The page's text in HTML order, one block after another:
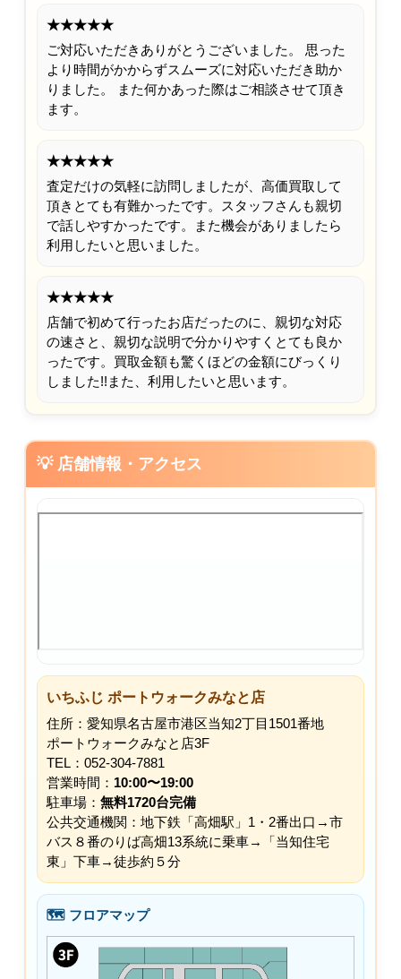
★★★★★
ご対応いただきありがとうございました。 思った
より時間がかからずスムーズに対応いただき助か
りました。 また何かあった際はご相談させて頂き
ます。
★★★★★
査定だけの気軽に訪問しましたが、高価買取して
頂きとても有難かったです。スタッフさんも親切
で話しやすかったです。また機会がありましたら
利用したいと思いました。
★★★★★
店舗で初めて行ったお店だったのに、親切な対応
の速さと、親切な説明で分かりやすくとても良か
ったです。買取金額も驚くほどの金額にびっくり
しました!!また、利用したいと思います。
💡 店舗情報・アクセス
いちふじ ポートウォークみなと店
住所：愛知県名古屋市港区当知2丁目1501番地
ポートウォークみなと店3F
TEL：052-304-7881
営業時間： 10:00〜19:00
駐車場： 無料1720台完備
公共交通機関：地下鉄「高畑駅」1・2番出口→市
バス８番のりば高畑13系統に乗車→「当知住宅
東」下車→徒歩約５分
🗺 フロアマップ